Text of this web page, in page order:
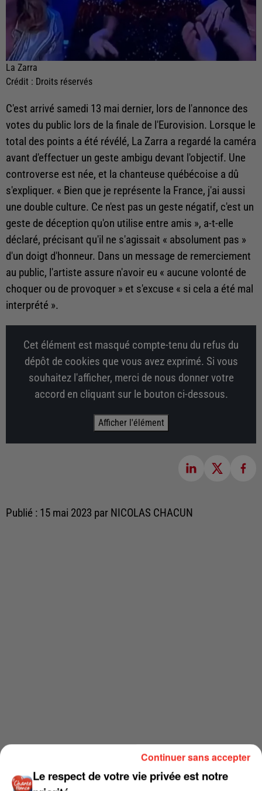
La Zarra
Crédit : Droits réservés
C'est arrivé samedi 13 mai dernier, lors de l'annonce des
votes du public lors de la finale de l'Eurovision. Lorsque le
total des points a été révélé, La Zarra a regardé la caméra
avant d'effectuer un geste ambigu devant l'objectif. Une
controverse est née, et la chanteuse québécoise a dû
s'expliquer. « Bien que je représente la France, j'ai aussi
une double culture. Ce n'est pas un geste négatif, c'est un
geste de déception qu'on utilise entre amis », a-t-elle
déclaré, précisant qu'il ne s'agissait « absolument pas »
d'un doigt d'honneur. Dans un message de remerciement
au public, l'artiste assure n'avoir eu « aucune volonté de
choquer ou de provoquer » et s'excuse « si cela a été mal
interprété ».
Cet élément est masqué compte-tenu du refus du
dépôt de cookies que vous avez exprimé. Si vous
souhaitez l'afficher, merci de nous donner votre
accord en cliquant sur le bouton ci-dessous.
Afficher l'élément
Publié : 15 mai 2023 par NICOLAS CHACUN
Le respect de votre vie privée est notre
Continuer sans accepter